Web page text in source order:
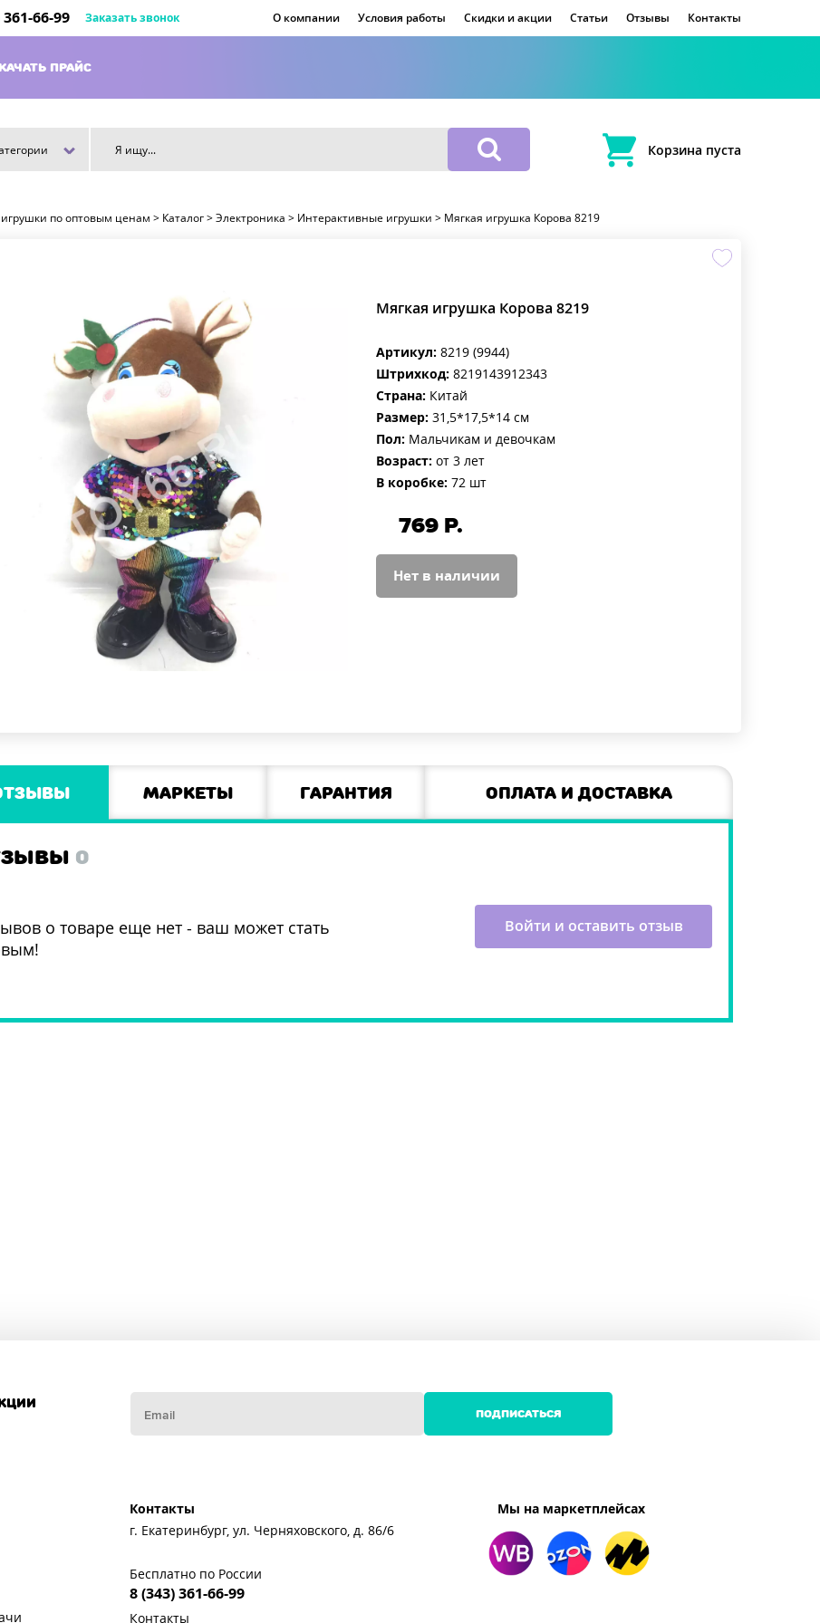
361-66-99 Заказать звонок О компании Условия работы Скидки и акции Статьи Отзывы Контакты
ПРАЙС
Корзина пуста
игрушки по оптовым ценам > Каталог > Электроника > Интерактивные игрушки > Мягкая игрушка Корова 8219
Мягкая игрушка Корова 8219
Артикул: 8219 (9944)
Штрихкод: 8219143912343
Страна: Китай
Размер: 31,5*17,5*14 см
Пол: Мальчикам и девочкам
Возраст: от 3 лет
В коробке: 72 шт
769 Р.
Нет в наличии
Маркеты Гарантия Оплата и доставка
0
о товаре еще нет - ваш может стать
Войти и оставить отзыв
ПОДПИСАТЬСЯ
Контакты
г. Екатеринбург, ул. Черняховского, д. 86/6
Бесплатно по России
8 (343) 361-66-99
Контакты
Мы на маркетплейсах